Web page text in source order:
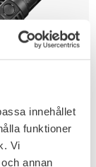
innehållet
funktioner
Vi
annan
4400LM
336 meter